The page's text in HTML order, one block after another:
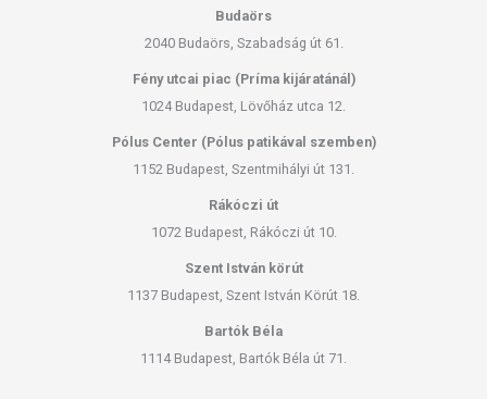
Budaörs
2040 Budaörs, Szabadság út 61.
Fény utcai piac (Príma kijáratánál)
1024 Budapest, Lövőház utca 12.
Pólus Center (Pólus patikával szemben)
1152 Budapest, Szentmihályi út 131.
Rákóczi út
1072 Budapest, Rákóczi út 10.
Szent István körút
1137 Budapest, Szent István Körút 18.
Bartók Béla
1114 Budapest, Bartók Béla út 71.